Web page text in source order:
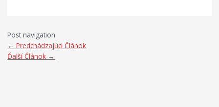
Post navigation
← Predchádzajúci Článok
Ďalší Článok →